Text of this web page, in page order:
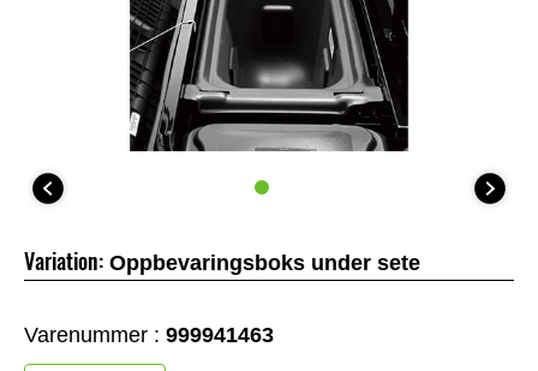
Variation: Oppbevaringsboks under sete
Varenummer : 999941463